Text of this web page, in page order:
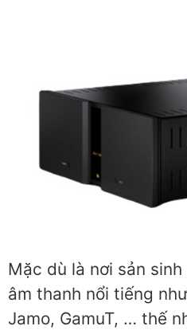
Mặc dù là nơi sản
âm thanh nổi tiếng
Jamo, GamuT, … thế